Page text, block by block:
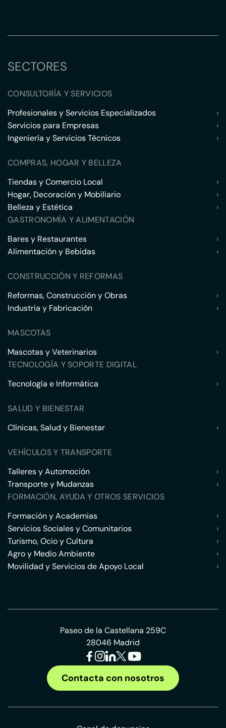
SECTORES
CONSULTORÍA Y SERVICIOS
Profesionales y Servicios Especializados
›
Servicios para Empresas
›
Ingeniería y Servicios Técnicos
›
COMPRAS, HOGAR Y BELLEZA
Tiendas y Comercio Local
›
Hogar, Decoración y Mobiliario
›
Belleza y Estética
›
GASTRONOMÍA Y ALIMENTACIÓN
Bares y Restaurantes
›
Alimentación y Bebidas
›
CONSTRUCCIÓN Y REFORMAS
Reformas, Construcción y Obras
›
Industria y Fabricación
›
MASCOTAS
Mascotas y Veterinarios
›
TECNOLOGÍA Y SOPORTE DIGITAL
Tecnología e Informática
›
SALUD Y BIENESTAR
Clínicas, Salud y Bienestar
›
VEHÍCULOS Y TRANSPORTE
Talleres y Automoción
›
Transporte y Mudanzas
›
FORMACIÓN, AYUDA Y OTROS SERVICIOS
Formación y Academias
›
Servicios Sociales y Comunitarios
›
Turismo, Ocio y Cultura
›
Agro y Medio Ambiente
›
Movilidad y Servicios de Apoyo Local
›
Paseo de la Castellana 259C
28046 Madrid
Contacta con nosotros